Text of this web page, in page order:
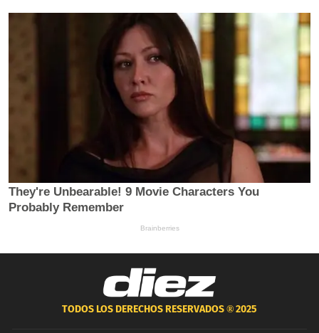
TODOS LOS DERECHOS RESERVADOS ®2025